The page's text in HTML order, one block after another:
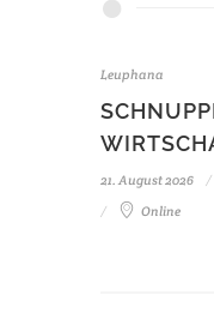
Leuphana
21. August 2026
Online